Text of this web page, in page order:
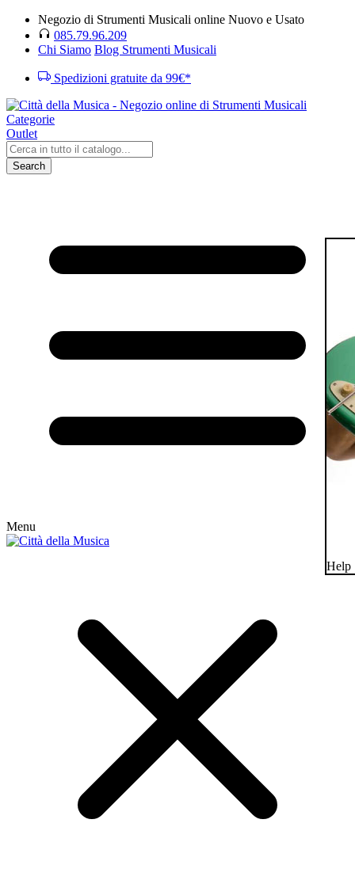
Negozio di Strumenti Musicali online Nuovo e Usato
085.79.96.209
Chi Siamo Blog Strumenti Musicali
Spedizioni gratuite da 99€*
Categorie
Outlet
Search
Menu
Help